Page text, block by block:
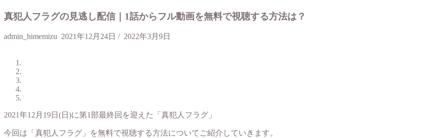
真犯人フラグの見逃し配信｜1話からフル動画を無料で視聴する方法は？
admin_himemizu 2021年12月24日 / 2022年3月9日
2021年12月19日(日)に第1部最終回を迎えた「真犯人フラグ」
今回は「真犯人フラグ」を無料で視聴する方法についてご紹介していきます。